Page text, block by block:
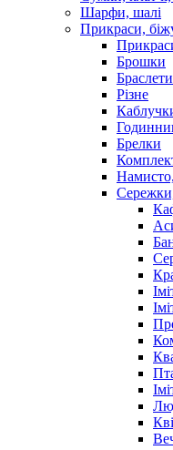
Шарфи, шалі
Прикраси,
Брошки
Браслети
Різне
Брелки